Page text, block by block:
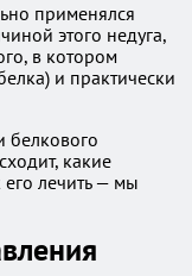
применялся
этого недуга,
в котором
и практически
белкового
какие
лечить — мы